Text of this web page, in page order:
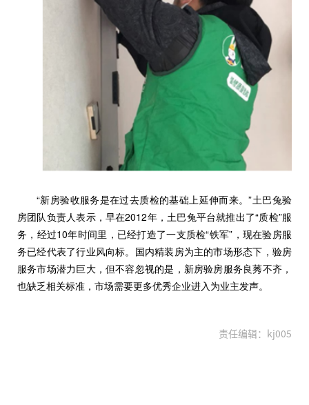
“新房验收服务是在过去质检的基础上延伸而来。”土巴兔验
房团队负责人表示，早在2012年，土巴兔平台就推出了“质检”服
务，经过10年时间里，已经打造了一支质检“铁军”，现在验房服
务已经代表了行业风向标。国内精装房为主的市场形态下，验房
服务市场潜力巨大，但不容忽视的是，新房验房服务良莠不齐，
也缺乏相关标准，市场需要更多优秀企业进入为业主发声。
责任编辑：kj005